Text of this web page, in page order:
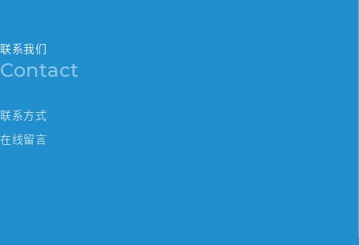
联系我们
Contact
联系方式
在线留言